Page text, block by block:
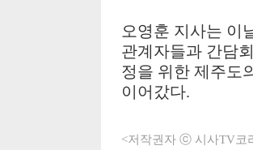
오영훈 지사는 이
관계자들과 간담
정을 위한 제주도
이어갔다.
<저작권자 ⓒ 시사TV코